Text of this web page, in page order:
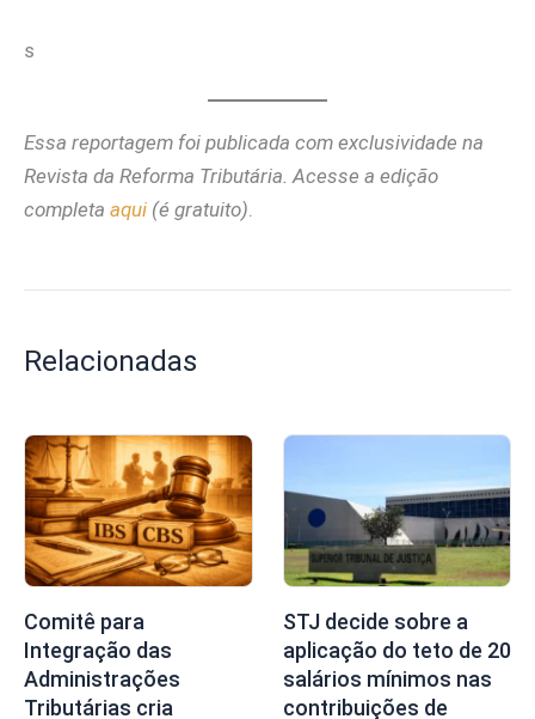
s
Essa reportagem foi publicada com exclusividade na
Revista da Reforma Tributária. Acesse a edição
completa aqui (é gratuito)
Relacionadas
Comitê para
Integração das
Administrações
Tributárias cria
STJ decide sobre a
aplicação do teto de 20
salários mínimos nas
contribuições de